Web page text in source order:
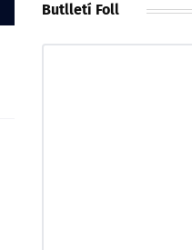
Butlletí Foll